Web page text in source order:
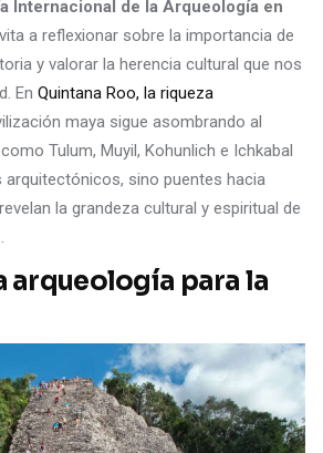
Internacional de la Arqueología en
a reflexionar sobre la importancia de
y valorar la herencia cultural que nos
En Quintana Roo, la riqueza
maya sigue asombrando al
Tulum, Muyil, Kohunlich e Ichkabal
sino puentes hacia
la grandeza cultural y espiritual de
arqueología para la